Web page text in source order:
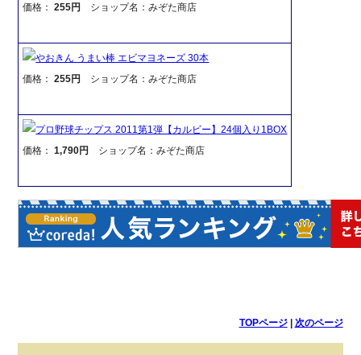
価格：255円 ショップ名：みぞた商店
やおきん うまい棒 エビマヨネーズ 30本
価格：255円 ショップ名：みぞた商店
プロ野球チップス 2011第1弾【カルビー】24個入り1BOX
価格：1,790円 ショップ名：みぞた商店
TOPページ| 次のページ